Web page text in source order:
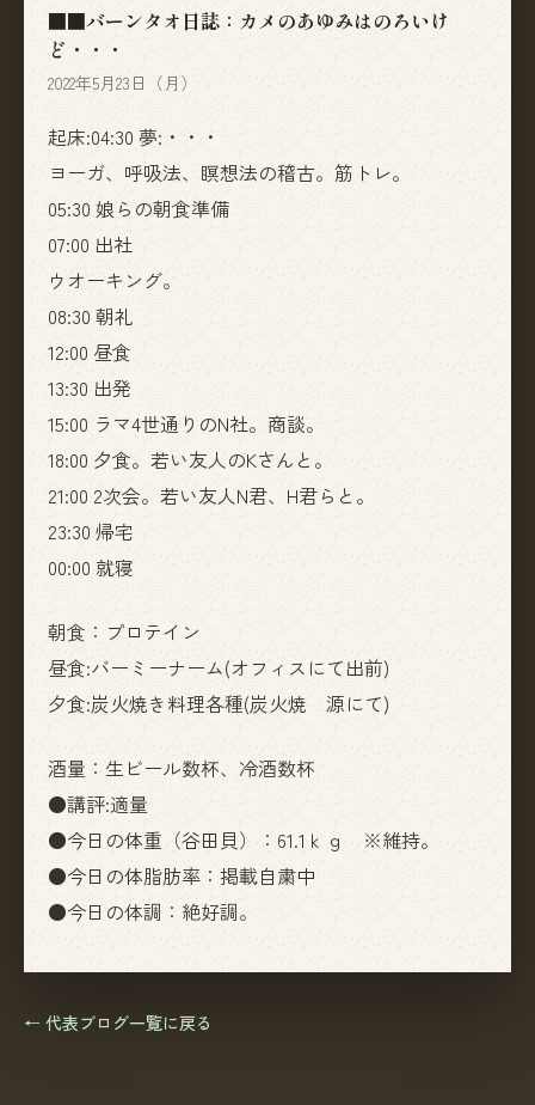
■■バーンタオ日誌：カメのあゆみはのろいけ
ど・・・
2022年5月23日（月）
起床:04:30 夢:・・・
ヨーガ、呼吸法、瞑想法の稽古。筋トレ。
05:30 娘らの朝食準備
07:00 出社
ウオーキング。
08:30 朝礼
12:00 昼食
13:30 出発
15:00 ラマ4世通りのN社。商談。
18:00 夕食。若い友人のKさんと。
21:00 2次会。若い友人N君、H君らと。
23:30 帰宅
00:00 就寝
朝食：プロテイン
昼食:バーミーナーム(オフィスにて出前)
夕食:炭火焼き料理各種(炭火焼 源にて)
酒量：生ビール数杯、冷酒数杯
●講評:適量
●今日の体重（谷田貝）：61.1ｋｇ ※維持。
●今日の体脂肪率：掲載自粛中
●今日の体調：絶好調。
← 代表ブログ一覧に戻る